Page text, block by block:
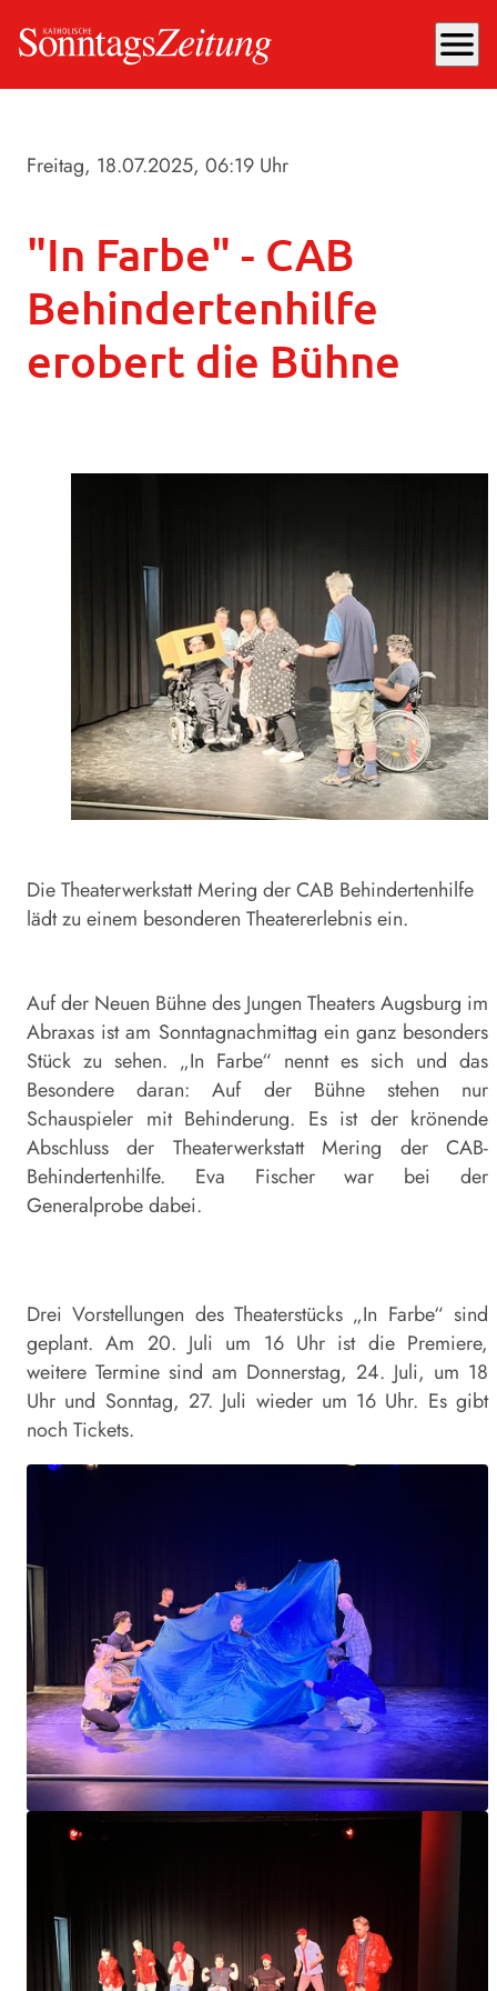
menu
Freitag, 18.07.2025, 06:19 Uhr
"In Farbe" - CAB
Behindertenhilfe
erobert die Bühne
Die Theaterwerkstatt Mering der CAB Behindertenhilfe
lädt zu einem besonderen Theatererlebnis ein.
Auf der Neuen Bühne des Jungen Theaters Augsburg im
Abraxas ist am Sonntagnachmittag ein ganz besonders
Stück zu sehen. „In Farbe“ nennt es sich und das
Besondere daran: Auf der Bühne stehen nur
Schauspieler mit Behinderung. Es ist der krönende
Abschluss der Theaterwerkstatt Mering der CAB-
Behindertenhilfe. Eva Fischer war bei der
Generalprobe dabei.
Drei Vorstellungen des Theaterstücks „In Farbe“ sind
geplant. Am 20. Juli um 16 Uhr ist die Premiere,
weitere Termine sind am Donnerstag, 24. Juli, um 18
Uhr und Sonntag, 27. Juli wieder um 16 Uhr. Es gibt
noch Tickets.